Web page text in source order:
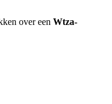
over een Wtza-